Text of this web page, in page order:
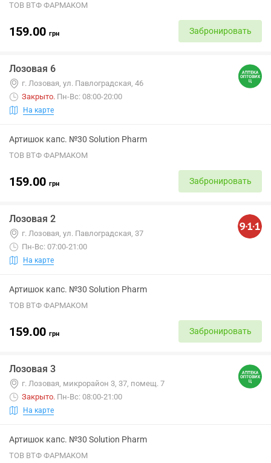
ТОВ ВТФ ФАРМАКОМ
159.00 грн Забронировать
Лозовая 6
г. Лозовая, ул. Павлоградская, 46
Закрыто. Пн-Вс: 08:00-20:00
На карте
Артишок капс. №30 Solution Pharm
ТОВ ВТФ ФАРМАКОМ
159.00 грн Забронировать
Лозовая 2
г. Лозовая, ул. Павлоградская, 37
Пн-Вс: 07:00-21:00
На карте
Артишок капс. №30 Solution Pharm
ТОВ ВТФ ФАРМАКОМ
159.00 грн Забронировать
Лозовая 3
г. Лозовая, микрорайон 3, 37, помещ. 7
Закрыто. Пн-Вс: 08:00-21:00
На карте
Артишок капс. №30 Solution Pharm
ТОВ ВТФ ФАРМАКОМ